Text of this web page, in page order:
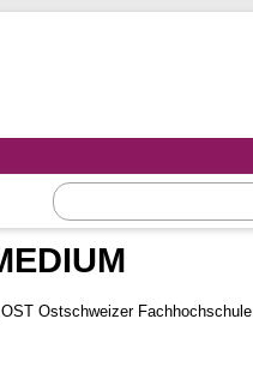
Ostschweizer Fachhochschule.